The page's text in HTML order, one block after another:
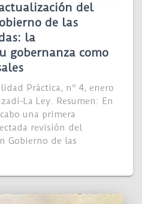
del
de las
la
gobernanza como
Práctica, nº 4, enero
La Ley. Resumen: En
una primera
revisión del
Gobierno de las